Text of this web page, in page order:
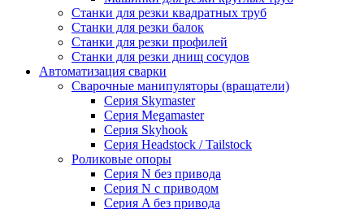
Станки для резки квадратных труб
Станки для резки балок
Станки для резки профилей
Станки для резки днищ сосудов
Автоматизация сварки
Сварочные манипуляторы (вращатели)
Серия Skymaster
Серия Megamaster
Серия Skyhook
Серия Headstock / Tailstock
Роликовые опоры
Серия N без привода
Серия N с приводом
Серия A без привода